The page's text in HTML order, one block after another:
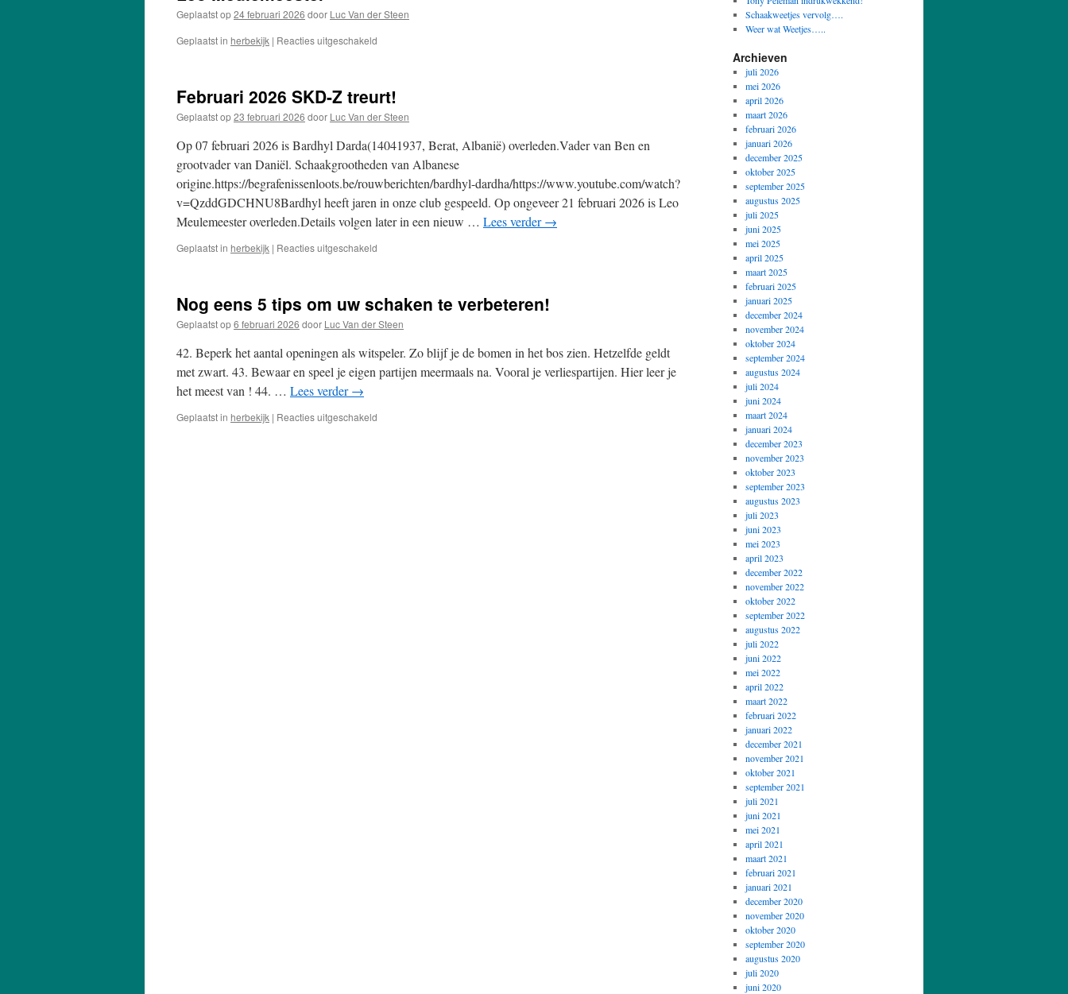
Geplaatst op24 februari 2026 door Luc Van der Steen
Geplaatst in herbekijk | Reacties uitgeschakeld
Februari 2026 SKD-Z treurt!
Geplaatst op23 februari 2026 door Luc Van der Steen
Op 07 februari 2026 is Bardhyl Darda(14041937, Berat, Albanië) overleden.Vader van Ben en
grootvader van Daniël. Schaakgrootheden van Albanese
origine.https://begrafenissenloots.be/rouwberichten/bardhyl-dardha/https://www.youtube.com/watch?
v=QzddGDCHNU8Bardhyl heeft jaren in onze club gespeeld. Op ongeveer 21 februari 2026 is Leo
Meulemeester overleden.Details volgen later in een nieuw … Lees verder→
Geplaatst in herbekijk | Reacties uitgeschakeld
Z
treurt!
Nog eens 5 tips om uw schaken te verbeteren!
Geplaatst op6 februari 2026 door Luc Van der Steen
42. Beperk het aantal openingen als witspeler. Zo blijf je de bomen in het bos zien. Hetzelfde geldt
met zwart. 43. Bewaar en speel je eigen partijen meermaals na. Vooral je verliespartijen. Hier leer je
het meest van ! 44. … Lees verder→
Geplaatst in herbekijk | Reacties uitgeschakeld
Schaakweetjes vervolg….
Weer wat Weetjes…..
Archieven
juli 2026
mei 2026
april 2026
maart 2026
februari 2026
januari 2026
december 2025
oktober 2025
september 2025
augustus 2025
juli 2025
juni 2025
mei 2025
april 2025
maart 2025
februari 2025
januari 2025
december 2024
november 2024
oktober 2024
september 2024
augustus 2024
juli 2024
juni 2024
maart 2024
januari 2024
december 2023
november 2023
oktober 2023
september 2023
augustus 2023
juli 2023
juni 2023
mei 2023
april 2023
december 2022
november 2022
oktober 2022
september 2022
augustus 2022
juli 2022
juni 2022
mei 2022
april 2022
maart 2022
februari 2022
januari 2022
december 2021
november 2021
oktober 2021
september 2021
juli 2021
juni 2021
mei 2021
april 2021
maart 2021
februari 2021
januari 2021
december 2020
november 2020
oktober 2020
september 2020
augustus 2020
juli 2020
juni 2020